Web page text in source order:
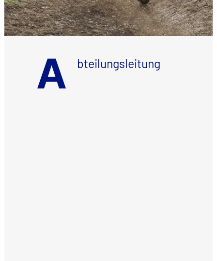
A bteilungsleitung